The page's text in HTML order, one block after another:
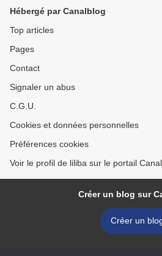
Hébergé par Canalblog
Top articles
Pages
Contact
Signaler un abus
C.G.U.
Cookies et données personnelles
Préférences cookies
Voir le profil de liliba sur le portail
Créer un blog sur
Créer un